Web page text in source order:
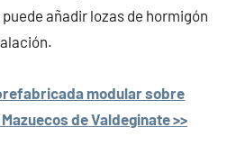
añadir lozas de hormigón
modular sobre
de Valdeginate >>